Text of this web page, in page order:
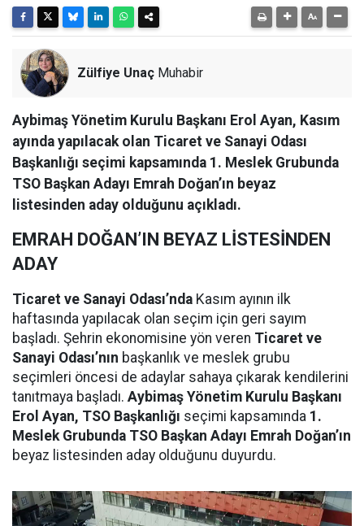
Zülfiye Unaç Muhabir
Aybimaş Yönetim Kurulu Başkanı Erol Ayan, Kasım
ayında yapılacak olan Ticaret ve Sanayi Odası
Başkanlığı seçimi kapsamında 1. Meslek Grubunda
TSO Başkan Adayı Emrah Doğan’ın beyaz
listesinden aday olduğunu açıkladı.
EMRAH DOĞAN’IN BEYAZ LİSTESİNDEN
ADAY
Ticaret ve Sanayi Odası’nda Kasım ayının ilk
haftasında yapılacak olan seçim için geri sayım
başladı. Şehrin ekonomisine yön veren Ticaret ve
Sanayi Odası’nın başkanlık ve meslek grubu
seçimleri öncesi de adaylar sahaya çıkarak kendilerini
tanıtmaya başladı. Aybimaş Yönetim Kurulu Başkanı
Erol Ayan, TSO Başkanlığı seçimi kapsamında 1.
Meslek Grubunda TSO Başkan Adayı Emrah Doğan’ın
beyaz listesinden aday olduğunu duyurdu.